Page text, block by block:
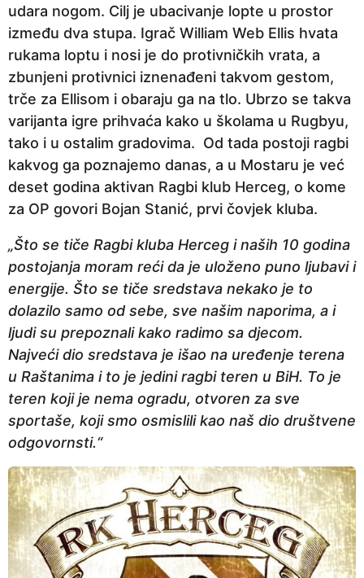
o
d
i
n
e
p
r
i
j
e
udara nogom. Cilj je ubacivanje lopte u prostor
između dva stupa. Igrač William Web Ellis hvata
rukama loptu i nosi je do protivničkih vrata, a
zbunjeni protivnici iznenađeni takvom gestom,
trče za Ellisom i obaraju ga na tlo. Ubrzo se takva
varijanta igre prihvaća kako u školama u Rugbyu,
tako i u ostalim gradovima. Od tada postoji ragbi
kakvog ga poznajemo danas, a u Mostaru je već
deset godina aktivan Ragbi klub Herceg, o kome
za OP govori Bojan Stanić, prvi čovjek kluba.
„Što se tiče Ragbi kluba Herceg i naših 10 godina
postojanja moram reći da je uloženo puno ljubavi i
energije. Što se tiče sredstava nekako je to
dolazilo samo od sebe, sve našim naporima, a i
ljudi su prepoznali kako radimo sa djecom.
Najveći dio sredstava je išao na uređenje terena
u Raštanima i to je jedini ragbi teren u BiH. To je
teren koji je nema ogradu, otvoren za sve
sportaše, koji smo osmislili kao naš dio društvene
odgovornsti.“